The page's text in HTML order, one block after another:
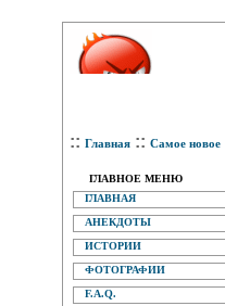
:: Главная :: Самое новое
ГЛАВНОЕ МЕНЮ
ГЛАВНАЯ
АНЕКДОТЫ
ИСТОРИИ
ФОТОГРАФИИ
F.A.Q.